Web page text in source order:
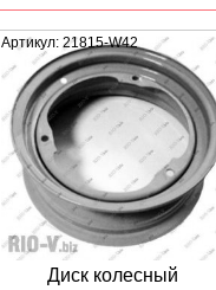
Артикул: 21815-W42
Диск колесный